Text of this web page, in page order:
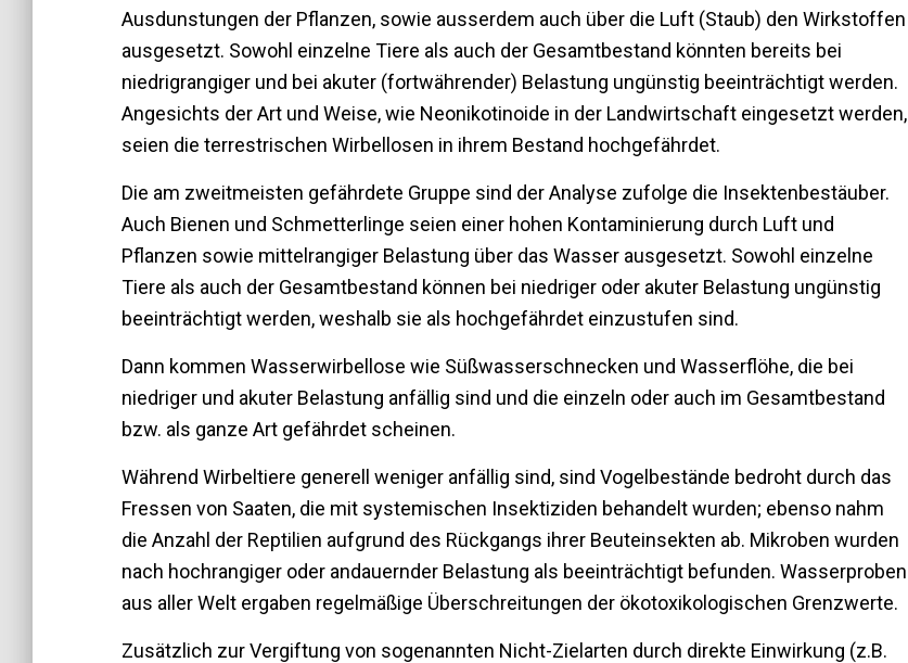
Ausdunstungen der Pflanzen, sowie ausserdem auch über die Luft (Staub) den Wirkstoffen
ausgesetzt. Sowohl einzelne Tiere als auch der Gesamtbestand könnten bereits bei
niedrigrangiger und bei akuter (fortwährender) Belastung ungünstig beeinträchtigt werden.
Angesichts der Art und Weise, wie Neonikotinoide in der Landwirtschaft eingesetzt werden,
seien die terrestrischen Wirbellosen in ihrem Bestand hochgefährdet.
Die am zweitmeisten gefährdete Gruppe sind der Analyse zufolge die Insektenbestäuber.
Auch Bienen und Schmetterlinge seien einer hohen Kontaminierung durch Luft und
Pflanzen sowie mittelrangiger Belastung über das Wasser ausgesetzt. Sowohl einzelne
Tiere als auch der Gesamtbestand können bei niedriger oder akuter Belastung ungünstig
beeinträchtigt werden, weshalb sie als hochgefährdet einzustufen sind.
Dann kommen Wasserwirbellose wie Süßwasserschnecken und Wasserflöhe, die bei
niedriger und akuter Belastung anfällig sind und die einzeln oder auch im Gesamtbestand
bzw. als ganze Art gefährdet scheinen.
Während Wirbeltiere generell weniger anfällig sind, sind Vogelbestände bedroht durch das
Fressen von Saaten, die mit systemischen Insektiziden behandelt wurden; ebenso nahm
die Anzahl der Reptilien aufgrund des Rückgangs ihrer Beuteinsekten ab. Mikroben wurden
nach hochrangiger oder andauernder Belastung als beeinträchtigt befunden. Wasserproben
aus aller Welt ergaben regelmäßige Überschreitungen der ökotoxikologischen Grenzwerte.
Zusätzlich zur Vergiftung von sogenannten Nicht-Zielarten durch direkte Einwirkung (z.B.